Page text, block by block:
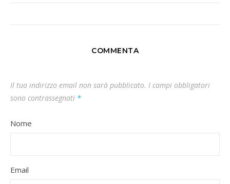
COMMENTA
Il tuo indirizzo email non sarà pubblicato. I campi obbligatori
sono contrassegnati *
Nome
Email